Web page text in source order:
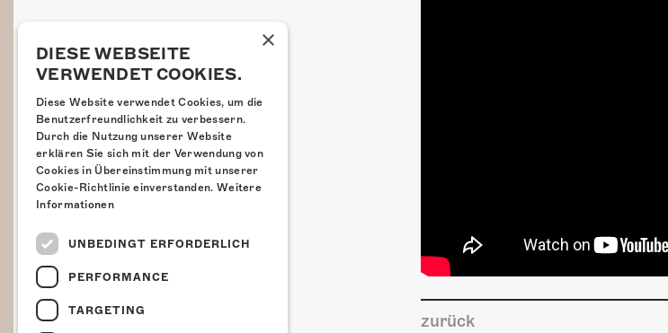
zurück
×
DIESE WEBSEITE
VERWENDET COOKIES.
Diese Website verwendet Cookies, um die
Benutzerfreundlichkeit zu verbessern.
Durch die Nutzung unserer Website
erklären Sie sich mit der Verwendung von
Cookies in Übereinstimmung mit unserer
Cookie-Richtlinie einverstanden. Weitere
Informationen
UNBEDINGT ERFORDERLICH
PERFORMANCE
TARGETING